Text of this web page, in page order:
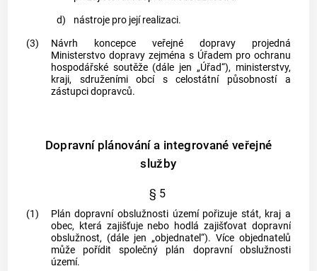
d)
nástroje pro její realizaci.
(3)
Návrh koncepce veřejné dopravy projedná
Ministerstvo dopravy zejména s Úřadem pro ochranu
hospodářské soutěže (dále jen „Úřad“), ministerstvy,
kraji, sdruženímiobcís celostátní působností a
zástupci dopravců.
Dopravní plánování a integrované veřejné
služby
§ 5
(1) Plándopravní obslužnosti území pořizuje stát, kraj a
obec, která zajišťuje nebo hodlá zajišťovat dopravní
obslužnost, (dále jen „objednatel“). Více objednatelů
může pořídit společný plán dopravní obslužnosti
území.